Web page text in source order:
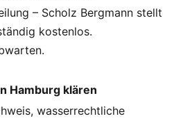
– Scholz Bergmann stellt
kostenlos.
Hamburg klären
wasserrechtliche